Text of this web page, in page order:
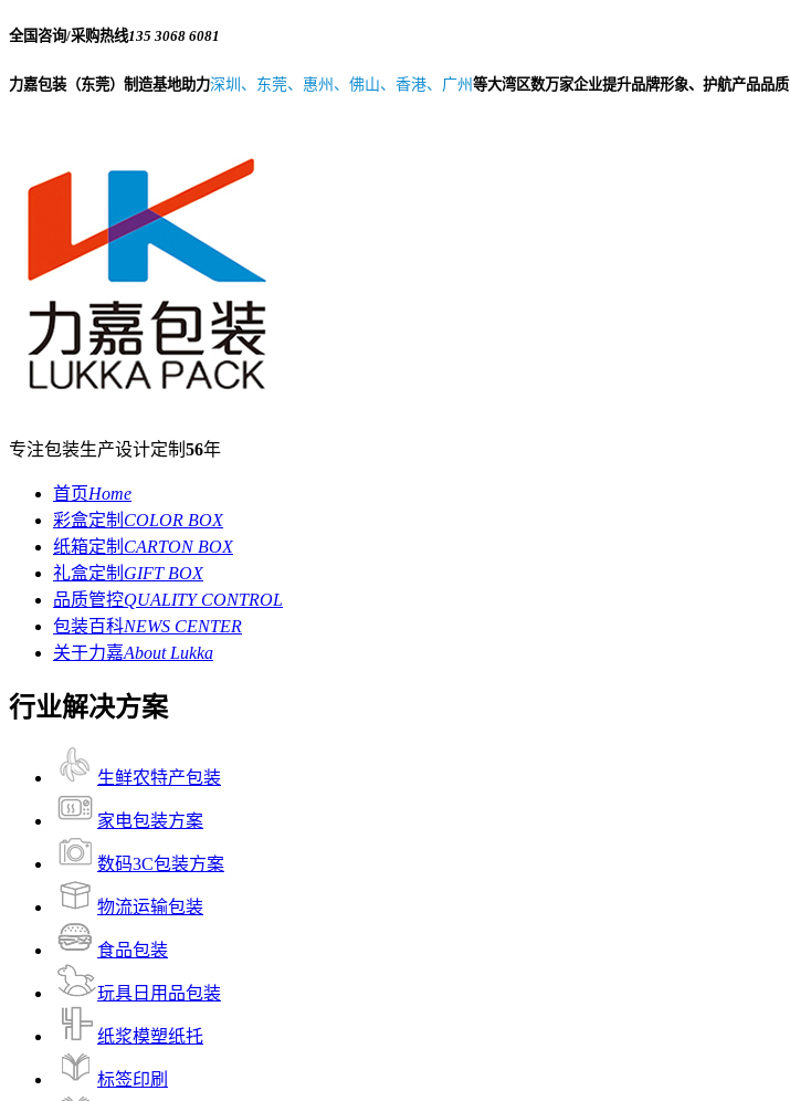
全国咨询/采购热线135 3068 6081
力嘉包装（东莞）制造基地助力深圳、东莞、惠州、佛山、香港、广州 等大湾区数万家企业提升品牌形象、护航产品品质
专注包装生产设计定制 56年
首页Home
彩盒定制 COLOR BOX
纸箱定制 CARTON BOX
礼盒定制 GIFT BOX
品质管控QUALITY CONTROL
包装百科NEWS CENTER
关于力嘉About Lukka
行业解决方案
生鲜农特产包装
家电包装方案
数码3C包装方案
物流运输包装
食品包装
玩具日用品包装
纸浆模塑纸托
标签印刷